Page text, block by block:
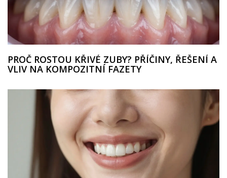
PROČ ROSTOU KŘIVÉ ZUBY? PŘÍČINY, ŘEŠENÍ A
VLIV NA KOMPOZITNÍ FAZETY